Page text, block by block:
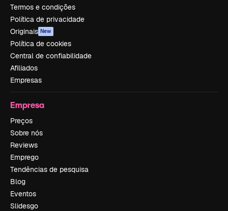
Termos e condições
Política de privacidade
Originais New
Política de cookies
Central de confiabilidade
Afiliados
Empresas
Empresa
Preços
Sobre nós
Reviews
Emprego
Tendências de pesquisa
Blog
Eventos
Slidesgo